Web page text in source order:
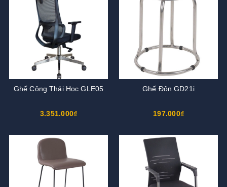
Ghế Công Thái Học GLE05
3.351.000₫
Ghế Đôn GD21i
197.000₫